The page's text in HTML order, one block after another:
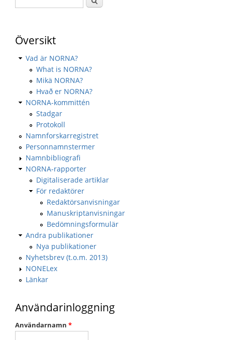
Översikt
Vad är NORNA?
What is NORNA?
Mikä NORNA?
Hvað er NORNA?
NORNA-kommittén
Stadgar
Protokoll
Namnforskarregistret
Personnamnstermer
Namnbibliografi
NORNA-rapporter
Digitaliserade artiklar
För redaktörer
Redaktörsanvisningar
Manuskriptanvisningar
Bedömningsformulär
Andra publikationer
Nya publikationer
Nyhetsbrev (t.o.m. 2013)
NONELex
Länkar
Användarinloggning
Användarnamn *